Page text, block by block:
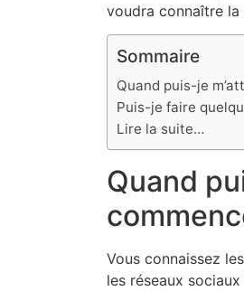
voudra connaître
Sommaire
Quand puis-je
Puis-je faire
Lire la suite…
Quand
Vous connaissez
les réseaux